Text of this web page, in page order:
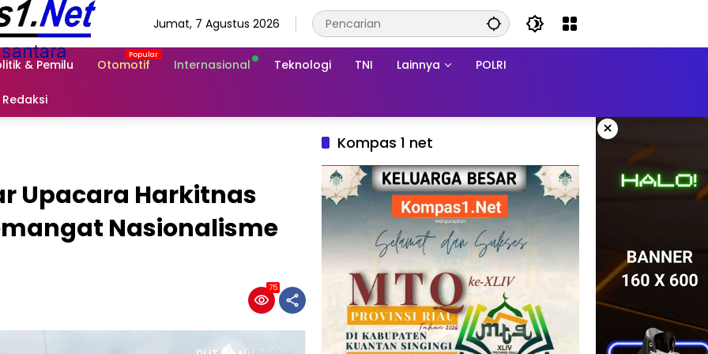
Jumat, 7 Agustus 2026
& Pemilu Otomotif Internasional Teknologi TNI Lainnya POLRI
Redaksi
×
Upacara Harkitnas
Nasionalisme
75
Kompas 1 net